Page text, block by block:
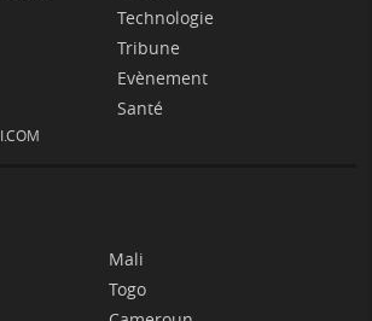
Technologie
Tribune
Evènement
Santé
Mali
Togo